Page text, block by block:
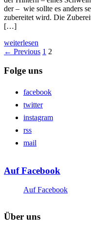
der – wie sollte es anders
zubereitet wird. Die
[…]
weiterlesen
← Previous 1 2
Folge uns
facebook
twitter
instagram
rss
mail
Auf Facebook
Auf Facebook
Über uns